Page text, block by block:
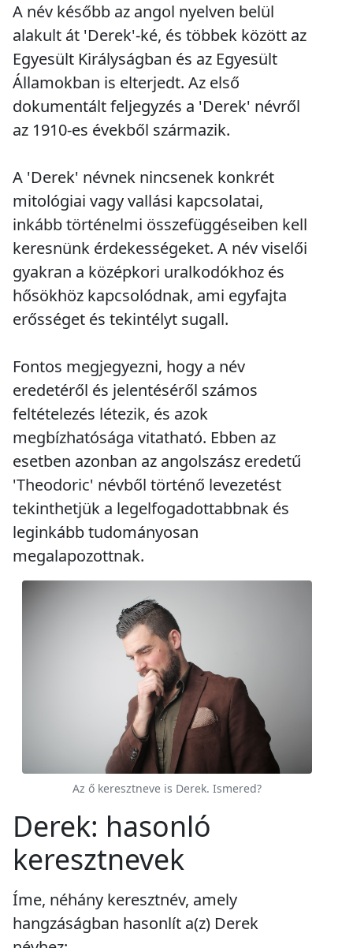
A név később az angol nyelven belül
alakult át 'Derek'-ké, és többek között az
Egyesült Királyságban és az Egyesült
Államokban is elterjedt. Az első
dokumentált feljegyzés a 'Derek' névről
az 1910-es évekből származik.
A 'Derek' névnek nincsenek konkrét
mitológiai vagy vallási kapcsolatai,
inkább történelmi összefüggéseiben kell
keresnünk érdekességeket. A név viselői
gyakran a középkori uralkodókhoz és
hősökhöz kapcsolódnak, ami egyfajta
erősséget és tekintélyt sugall.
Fontos megjegyezni, hogy a név
eredetéről és jelentéséről számos
feltételezés létezik, és azok
megbízhatósága vitatható. Ebben az
esetben azonban az angolszász eredetű
'Theodoric' névből történő levezetést
tekinthetjük a legelfogadottabbnak és
leginkább tudományosan
megalapozottnak.
Az ő keresztneve is Derek. Ismered?
Derek: hasonló
keresztnevek
Íme, néhány keresztnév, amely
hangzáságban hasonlít a(z) Derek